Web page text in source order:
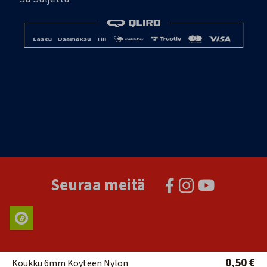
Koukku 6mm Köyteen Nylon 0,50 €
Seuraa meitä